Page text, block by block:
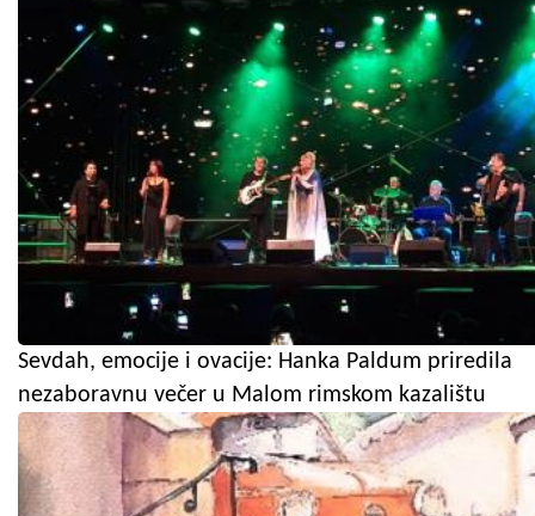
Sevdah, emocije i ovacije: Hanka Paldum priredila
nezaboravnu večer u Malom rimskom kazalištu